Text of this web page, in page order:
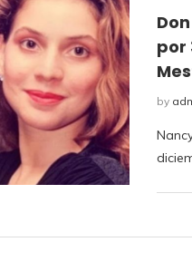
por
by